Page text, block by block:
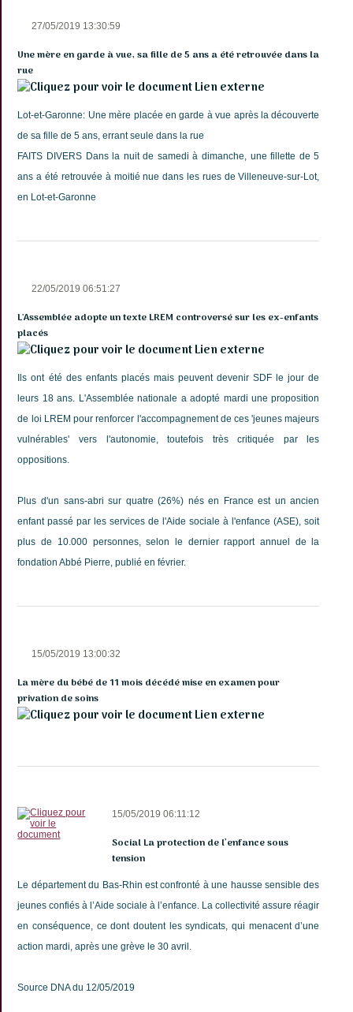
27/05/2019 13:30:59
Une mère en garde à vue, sa fille de 5 ans a été retrouvée dans la
rue
Lien externe
Lot-et-Garonne: Une mère placée en garde à vue après la découverte
de sa fille de 5 ans, errant seule dans la rue
FAITS DIVERS Dans la nuit de samedi à dimanche, une fillette de 5
ans a été retrouvée à moitié nue dans les rues de Villeneuve-sur-Lot,
en Lot-et-Garonne
22/05/2019 06:51:27
L'Assemblée adopte un texte LREM controversé sur les ex-enfants
placés
Lien externe
Ils ont été des enfants placés mais peuvent devenir SDF le jour de
leurs 18 ans. L'Assemblée nationale a adopté mardi une proposition
de loi LREM pour renforcer l'accompagnement de ces 'jeunes majeurs
vulnérables' vers l'autonomie, toutefois très critiquée par les
oppositions.
Plus d'un sans-abri sur quatre (26%) nés en France est un ancien
enfant passé par les services de l'Aide sociale à l'enfance (ASE), soit
plus de 10.000 personnes, selon le dernier rapport annuel de la
fondation Abbé Pierre, publié en février.
15/05/2019 13:00:32
La mère du bébé de 11 mois décédé mise en examen pour
privation de soins
Lien externe
15/05/2019 06:11:12
Social La protection de l’enfance sous
tension
Le département du Bas-Rhin est confronté à une hausse sensible des
jeunes confiés à l’Aide sociale à l’enfance. La collectivité assure réagir
en conséquence, ce dont doutent les syndicats, qui menacent d’une
action mardi, après une grève le 30 avril.
Source DNA du 12/05/2019